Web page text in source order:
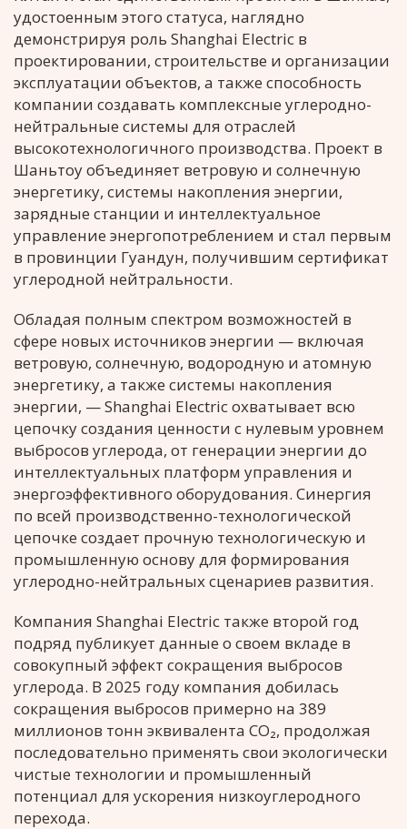
удостоенным этого статуса, наглядно
демонстрируя роль Shanghai Electric в
проектировании, строительстве и организации
эксплуатации объектов, а также способность
компании создавать комплексные углеродно-
нейтральные системы для отраслей
высокотехнологичного производства. Проект в
Шаньтоу объединяет ветровую и солнечную
энергетику, системы накопления энергии,
зарядные станции и интеллектуальное
управление энергопотреблением и стал первым
в провинции Гуандун, получившим сертификат
углеродной нейтральности.
Обладая полным спектром возможностей в
сфере новых источников энергии — включая
ветровую, солнечную, водородную и атомную
энергетику, а также системы накопления
энергии, — Shanghai Electric охватывает всю
цепочку создания ценности с нулевым уровнем
выбросов углерода, от генерации энергии до
интеллектуальных платформ управления и
энергоэффективного оборудования. Синергия
по всей производственно-технологической
цепочке создает прочную технологическую и
промышленную основу для формирования
углеродно-нейтральных сценариев развития.
Компания Shanghai Electric также второй год
подряд публикует данные о своем вкладе в
совокупный эффект сокращения выбросов
углерода. В 2025 году компания добилась
сокращения выбросов примерно на 389
миллионов тонн эквивалента CO₂, продолжая
последовательно применять свои экологически
чистые технологии и промышленный
потенциал для ускорения низкоуглеродного
перехода.